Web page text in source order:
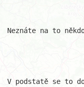
Neznáte na to
V podstatě se to